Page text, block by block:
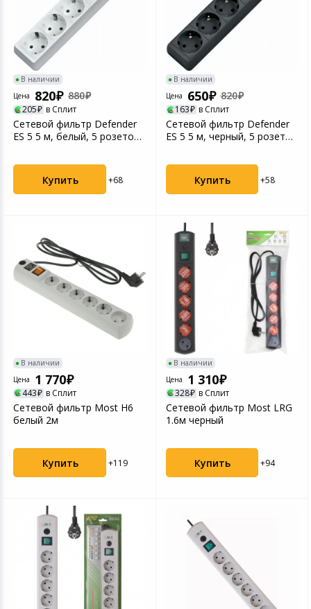
В наличии
Цена
820 880
205 в Сплит
Сетевой фильтр Defender
ES 5 5 м, белый, 5 розеток
Купить +68
В наличии
Цена
650 820
163 в Сплит
Сетевой фильтр Defender
ES 5 5 м, черный, 5 розеток
Купить +58
В наличии
Цена
1 770
443 в Сплит
Сетевой фильтр Most H6
белый 2м
Купить +119
В наличии
Цена
1 310
328 в Сплит
Сетевой фильтр Most LRG
1.6м черный
Купить +94